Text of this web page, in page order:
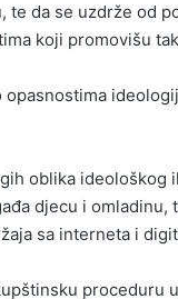
da se uzdrže od
koji promovišu
oblika ideološkog
djecu i omladinu,
sa interneta i
proceduru